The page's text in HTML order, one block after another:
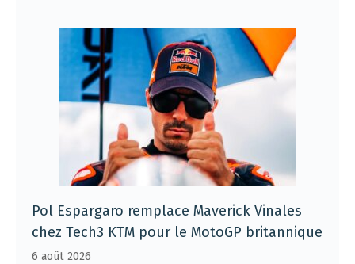
Pol Espargaro remplace Maverick Vinales
chez Tech3 KTM pour le MotoGP britannique
6 août 2026